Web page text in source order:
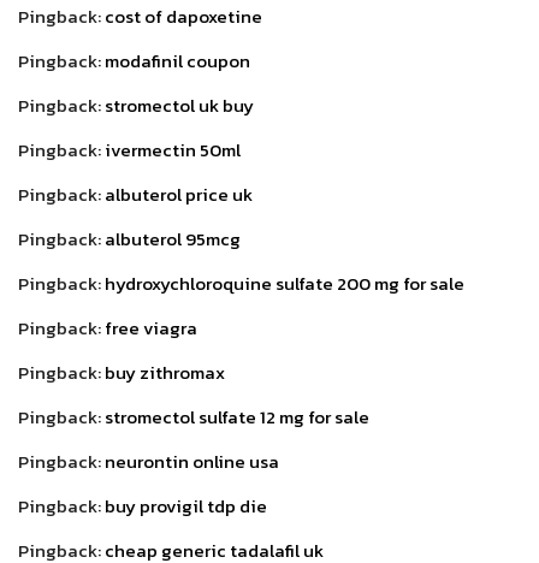
Pingback:cost of dapoxetine
Pingback:modafinil coupon
Pingback:stromectol uk buy
Pingback:ivermectin 50ml
Pingback:albuterol price uk
Pingback:albuterol 95mcg
Pingback:hydroxychloroquine sulfate 200 mg for sale
Pingback:free viagra
Pingback:buy zithromax
Pingback:stromectol sulfate 12 mg for sale
Pingback:neurontin online usa
Pingback:buy provigil tdp die
Pingback:cheap generic tadalafil uk